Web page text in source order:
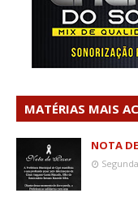
MATÉRIAS MAIS
NOTA